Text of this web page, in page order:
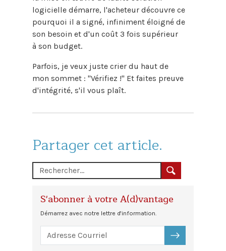
logicielle démarre, l'acheteur découvre ce
pourquoi il a signé, infiniment éloigné de
son besoin et d'un coût 3 fois supérieur
à son budget.
Parfois, je veux juste crier du haut de
mon sommet : "Vérifiez !" Et faites preuve
d'intégrité, s'il vous plaît.
Partager cet article.
S'abonner à votre A(d)vantage
Démarrez avec notre lettre d'information.
S'ABONNER